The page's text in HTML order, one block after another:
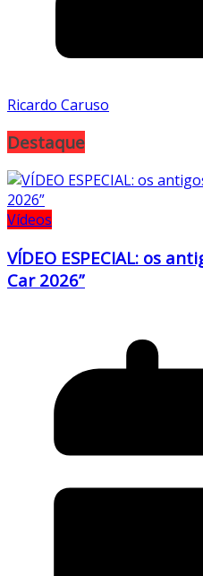
Ricardo Caruso
Destaque
Vídeos
VÍDEO ESPECIAL: os
Car 2026”